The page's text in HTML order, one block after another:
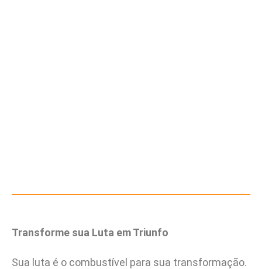
Transforme sua Luta em Triunfo
Sua luta é o combustível para sua transformação.